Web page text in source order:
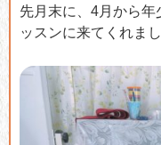
先月末に、4月から
ッスンに来てくれまし